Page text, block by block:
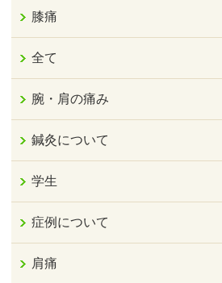
膝痛
全て
腕・肩の痛み
鍼灸について
学生
症例について
肩痛